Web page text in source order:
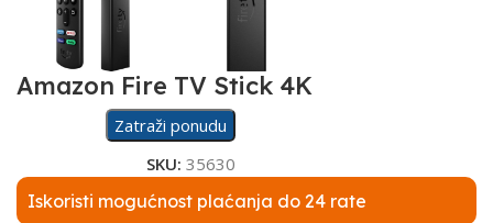
Amazon Fire TV Stick 4K
Zatraži ponudu
SKU: 35630
Iskoristi mogućnost plaćanja do 24 rate